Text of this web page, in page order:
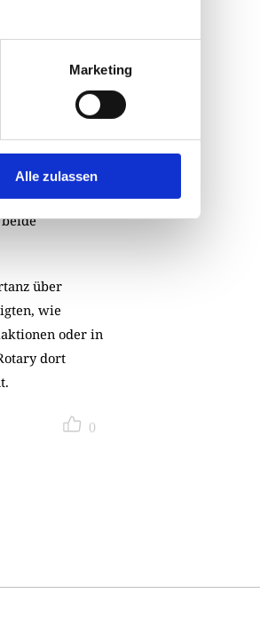
Marketing
Alle zulassen
der Stadt und
Festredner
über
wie
oder in
dort
0